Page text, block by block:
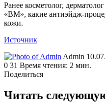
Ранее косметолог,
«ВМ», какие антиэйдж-
кожи.
Источник
Admin Send
an
0 31 Время чтения: 2 мин.
Поделиться
через
электронную
Читать